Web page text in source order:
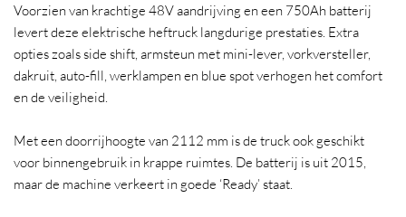
Voorzien van krachtige 48V aandrijving en een 750Ah batterij
levert deze elektrische heftruck langdurige prestaties. Extra
opties zoals side shift, armsteun met mini-lever, vorkversteller,
dakruit, auto-fill, werklampen en blue spot verhogen het comfort
en de veiligheid.
Met een doorrijhoogte van 2112 mm is de truck ook geschikt
voor binnengebruik in krappe ruimtes. De batterij is uit 2015,
maar de machine verkeert in goede ‘Ready’ staat.